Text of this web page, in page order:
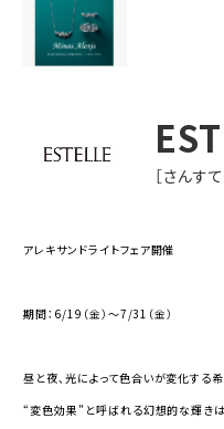
［さんす
アレキサンドライトフェア開催
期間：6/19（金）～7/31（金）
昼と夜、光によって色合いが変化する希
“変色効果”と呼ばれる幻想的な輝き